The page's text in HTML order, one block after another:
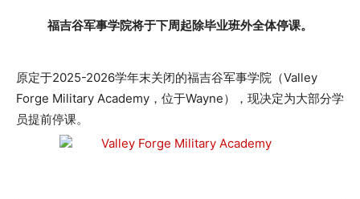
福吉谷军事学院将于下周起除毕业班外全体停课。
原定于2025-2026学年末关闭的福吉谷军事学院（Valley
Forge Military Academy，位于Wayne），现决定为大部分学
员提前停课。